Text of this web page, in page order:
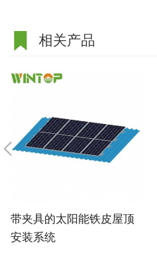
相关产品
带夹具的太阳能铁皮屋顶
安装系统